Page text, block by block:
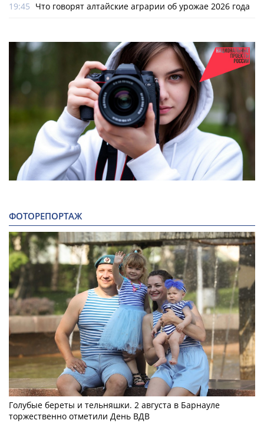
19:45 Что говорят алтайские аграрии об урожае 2026 года
ФОТОРЕПОРТАЖ
Голубые береты и тельняшки. 2 августа в Барнауле
торжественно отметили День ВДВ